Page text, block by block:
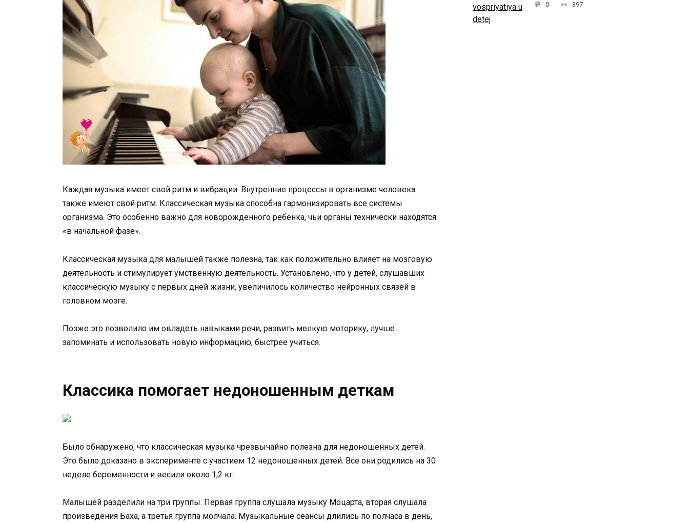
Каждая музыка имеет свой ритм и вибрации. Внутренние процессы в организме человека
также имеют свой ритм. Классическая музыка способна гармонизировать все системы
организма. Это особенно важно для новорожденного ребенка, чьи органы технически находятся
«в начальной фазе».
Классическая музыка для малышей также полезна, так как положительно влияет на мозговую
деятельность и стимулирует умственную деятельность. Установлено, что у детей, слушавших
классическую музыку с первых дней жизни, увеличилось количество нейронных связей в
головном мозге.
Позже это позволило им овладеть навыками речи, развить мелкую моторику, лучше
запоминать и использовать новую информацию, быстрее учиться.
Классика помогает недоношенным деткам
Было обнаружено, что классическая музыка чрезвычайно полезна для недоношенных детей.
Это было доказано в эксперименте с участием 12 недоношенных детей. Все они родились на 30
неделе беременности и весили около 1,2 кг.
Малышей разделили на три группы. Первая группа слушала музыку Моцарта, вторая слушала
произведения Баха, а третья группа молчала. Музыкальные сеансы длились по полчаса в день,
0 397